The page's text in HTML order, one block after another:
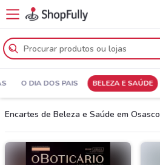
O DIA DOS PAIS BELEZA E SAÚDE
Encartes de Beleza e Saúde em Osasco